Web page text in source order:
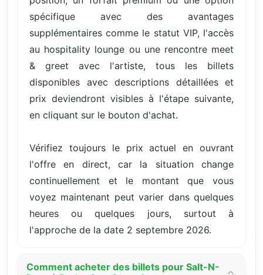
spécifique avec des avantages
supplémentaires comme le statut VIP, l'accès
au hospitality lounge ou une rencontre meet
& greet avec l'artiste, tous les billets
disponibles avec descriptions détaillées et
prix deviendront visibles à l'étape suivante,
en cliquant sur le bouton d'achat.
Vérifiez toujours le prix actuel en ouvrant
l'offre en direct, car la situation change
continuellement et le montant que vous
voyez maintenant peut varier dans quelques
heures ou quelques jours, surtout à
l'approche de la date 2 septembre 2026.
Comment acheter des billets pour Salt-N-